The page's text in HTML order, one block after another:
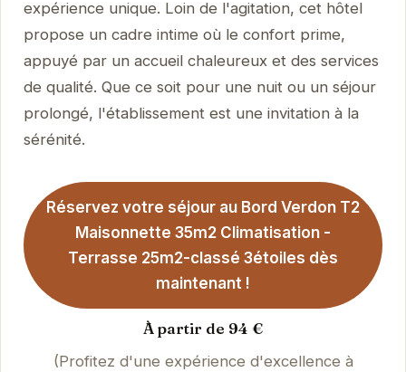
expérience unique. Loin de l'agitation, cet hôtel
propose un cadre intime où le confort prime,
appuyé par un accueil chaleureux et des services
de qualité. Que ce soit pour une nuit ou un séjour
prolongé, l'établissement est une invitation à la
sérénité.
Réservez votre séjour au Bord Verdon T2
Maisonnette 35m2 Climatisation -
Terrasse 25m2-classé 3étoiles dès
maintenant !
À partir de 94 €
(Profitez d'une expérience d'excellence à